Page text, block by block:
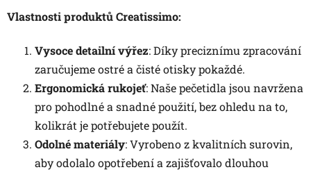
Vlastnosti produktů Creatissimo:
Vysoce detailní výřez: Díky preciznímu zpracování
zaručujeme ostré a čisté otisky pokaždé.
Ergonomická rukojeť: Naše pečetidla jsou navržena
pro pohodlné a snadné použití, bez ohledu na to,
kolikrát je potřebujete použít.
Odolné materiály: Vyrobeno z kvalitních surovin,
aby odolalo opotřebení a zajišťovalo dlouhou